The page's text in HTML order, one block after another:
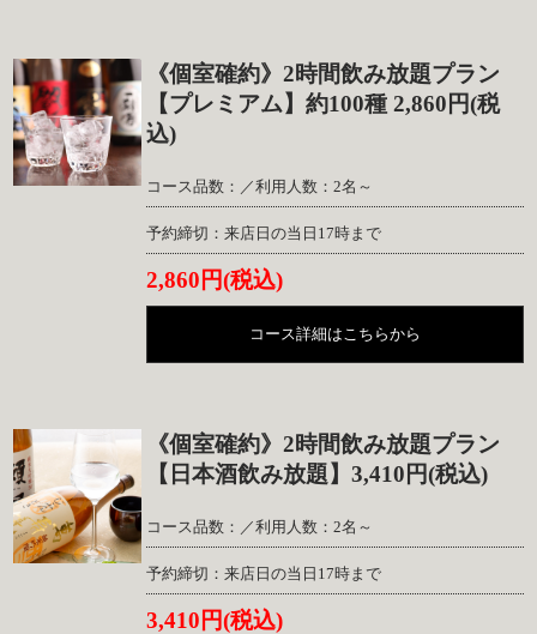
《個室確約》2時間飲み放題プラン
【プレミアム】約100種 2,860円(税
込)
コース品数：／利用人数：2名～
予約締切：来店日の当日17時まで
2,860円(税込)
コース詳細はこちらから
《個室確約》2時間飲み放題プラン
【日本酒飲み放題】3,410円(税込)
コース品数：／利用人数：2名～
予約締切：来店日の当日17時まで
3,410円(税込)